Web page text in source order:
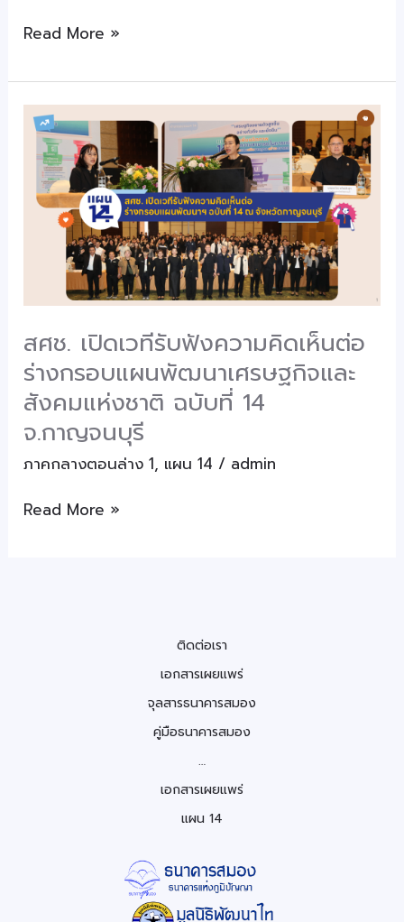
ปริมณฑล
การ
จัด
ทำ
กรอบ
แผน
พัฒนาฯ
Read More »
สศช. เปิดเวทีรับฟังความคิดเห็นต่อ
ร่างกรอบแผนพัฒนาเศรษฐกิจและ
สังคมแห่งชาติ ฉบับที่ 14
จ.กาญจนบุรี
ภาคกลางตอนล่าง 1, แผน 14 / admin
สศช.
เปิด
เวที
รับ
ร่าง
กรอบ
แผน
เศรษฐกิจ
และ
แห่ง
Read More »
ติดต่อเรา
เอกสารเผยแพร่
จุลสารธนาคารสมอง
คู่มือธนาคารสมอง
…
เอกสารเผยแพร่
แผน 14